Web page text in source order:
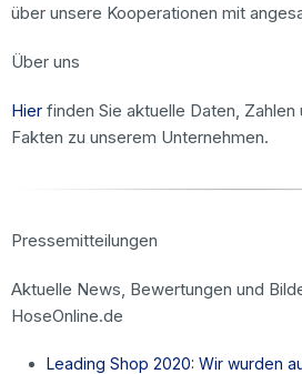
über unsere Kooperationen mit
Über uns
Hier finden Sie aktuelle Daten,
Fakten zu unserem Unternehmen.
Pressemitteilungen
Aktuelle News, Bewertungen und
HoseOnline.de
Leading Shop 2020: Wir wurden